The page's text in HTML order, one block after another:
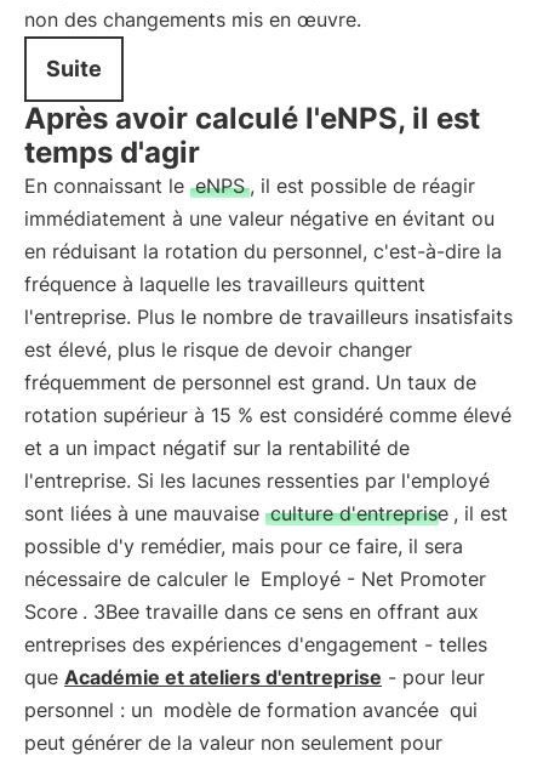
non des changements mis en œuvre.
Suite
Après avoir calculé l'eNPS, il est
temps d'agir
En connaissant le eNPS , il est possible de réagir
immédiatement à une valeur négative en évitant ou
en réduisant la rotation du personnel, c'est-à-dire la
fréquence à laquelle les travailleurs quittent
l'entreprise. Plus le nombre de travailleurs insatisfaits
est élevé, plus le risque de devoir changer
fréquemment de personnel est grand. Un taux de
rotation supérieur à 15 % est considéré comme élevé
et a un impact négatif sur la rentabilité de
l'entreprise. Si les lacunes ressenties par l'employé
sont liées à une mauvaise culture d'entreprise , il est
possible d'y remédier, mais pour ce faire, il sera
nécessaire de calculer le Employé - Net Promoter
Score . 3Bee travaille dans ce sens en offrant aux
entreprises des expériences d'engagement - telles
que Académie et ateliers d'entreprise - pour leur
personnel : un modèle de formation avancée qui
peut générer de la valeur non seulement pour